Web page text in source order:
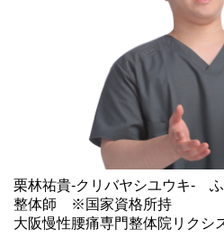
栗林祐貴-クリバヤシユウキ‐
整体師 ※国家資格所持
大阪慢性腰痛専門整体院リクシ